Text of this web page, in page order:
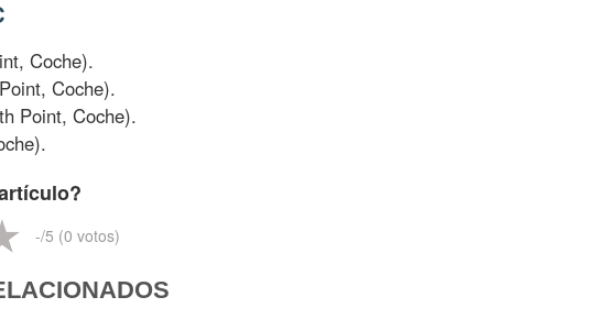
Coche).
Coche).
Point, Coche).
-/5 (0 votos)